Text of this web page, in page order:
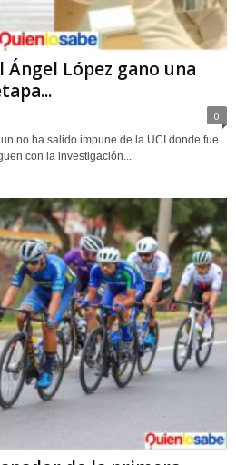
Ángel López gano una
0
no ha salido impune de la UCI donde fue
con la investigación...